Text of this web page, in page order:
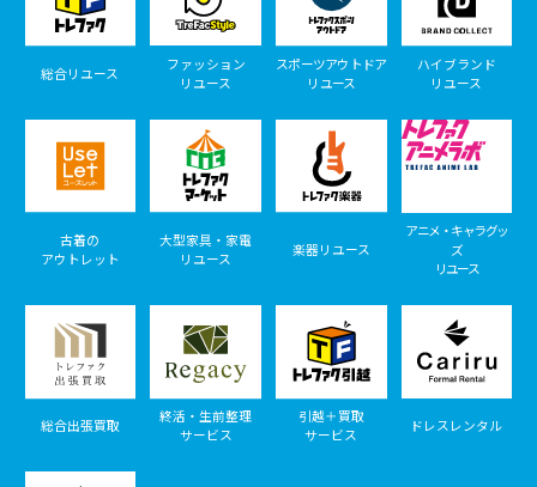
総合リユース
ファッション
リユース
スポーツアウトドア
リユース
ハイブランド
リユース
古着の
アウトレット
大型家具・家電
リユース
楽器リユース
アニメ・キャラグッ
ズ
リユース
総合出張買取
終活・生前整理
サービス
引越＋買取
サービス
ドレスレンタル